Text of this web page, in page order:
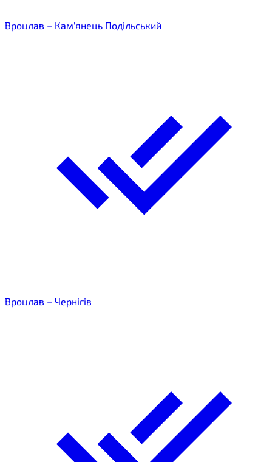
Вроцлав – Кам'янець Подільський
Вроцлав – Чернігів